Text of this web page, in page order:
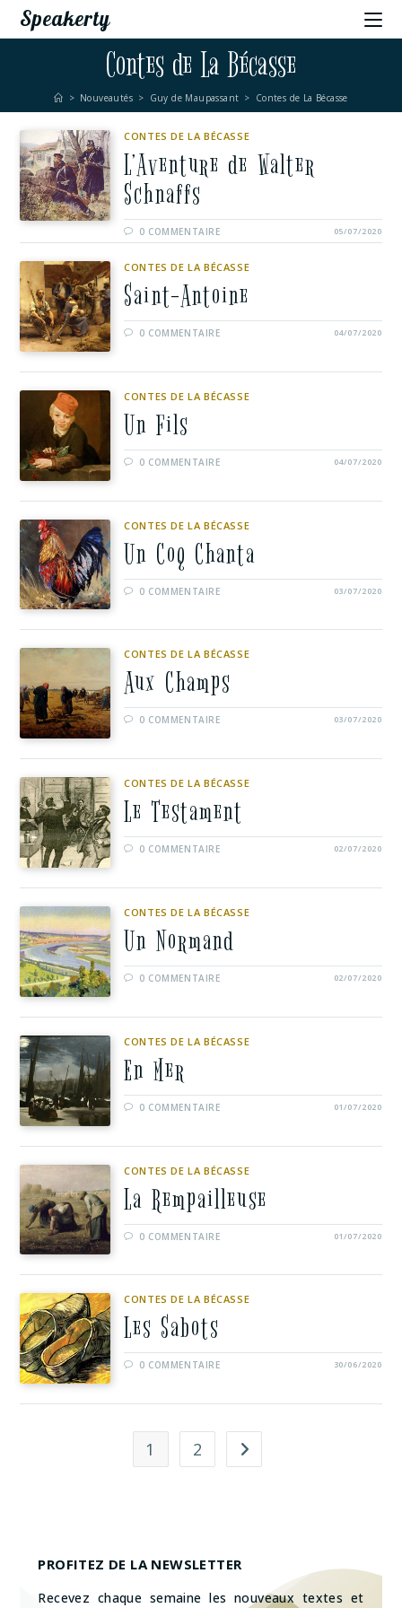
Speakerty
Contes de La Bécasse
> Nouveautés > Guy de Maupassant > Contes de La Bécasse
CONTES DE LA BÉCASSE
L’Aventure de Walter
Schnaffs
0 COMMENTAIRE 05/07/2020
CONTES DE LA BÉCASSE
Saint-Antoine
0 COMMENTAIRE 04/07/2020
CONTES DE LA BÉCASSE
Un Fils
0 COMMENTAIRE 04/07/2020
CONTES DE LA BÉCASSE
Un Coq Chanta
0 COMMENTAIRE 03/07/2020
CONTES DE LA BÉCASSE
Aux Champs
0 COMMENTAIRE 03/07/2020
CONTES DE LA BÉCASSE
Le Testament
0 COMMENTAIRE 02/07/2020
CONTES DE LA BÉCASSE
Un Normand
0 COMMENTAIRE 02/07/2020
CONTES DE LA BÉCASSE
En Mer
0 COMMENTAIRE 01/07/2020
CONTES DE LA BÉCASSE
La Rempailleuse
0 COMMENTAIRE 01/07/2020
CONTES DE LA BÉCASSE
Les Sabots
0 COMMENTAIRE 30/06/2020
1 2
PROFITEZ DE LA NEWSLETTER
Recevez chaque semaine les nouveaux textes et